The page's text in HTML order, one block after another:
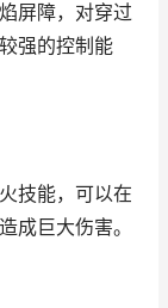
屏障，对穿过
强的控制能
技能，可以在
成巨大伤害。